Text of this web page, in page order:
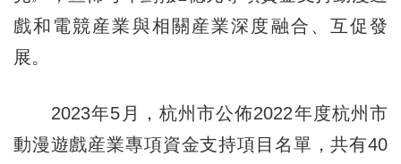
戲和電競産業與相關産業深度融合、互促發
展。
2023年5月，杭州市公佈2022年度杭州市
動漫遊戲産業專項資金支持項目名單，共有40